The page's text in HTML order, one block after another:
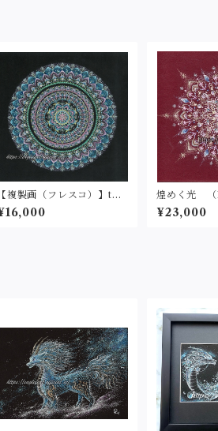
複製画（フレスコ）】to t
new world①(25cm角)
煌めく光 （
原画
¥23,000